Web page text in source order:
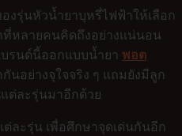
งรุ่นหัวน้ำยาบุหรี่ไฟฟ้าให้เลือก
ที่หลายคนคิดถึงอย่างแน่นอน
รนด์นี้ออกแบบน้ำยา พอต
นอย่างจุใจจริง ๆ แถมยังมีลูก
ต่ละรุ่นมาอีกด้วย
ละรุ่น เพื่อศึกษาจุดเด่นกันอีก